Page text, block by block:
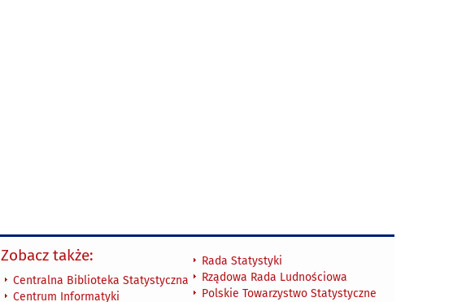
Zobacz także:
Centralna Biblioteka Statystyczna
Centrum Informatyki
Rada Statystyki
Rządowa Rada Ludnościowa
Polskie Towarzystwo Statystyczne